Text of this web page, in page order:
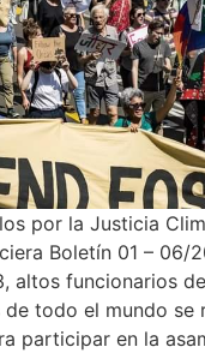
por la Justicia
Boletín 01 – 06/
altos funcionarios
todo el mundo se
participar en la